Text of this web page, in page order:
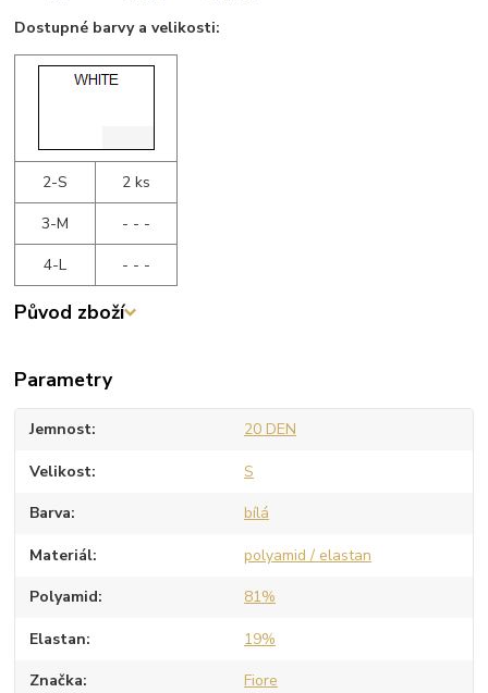
Dostupné barvy a velikosti:
2-S
2 ks
3-M
- - -
4-L
- - -
Původ zboží
Parametry
Jemnost 20 DEN
Velikost S
Barva bílá
Materiál polyamid / elastan
Polyamid 81%
Elastan 19%
Značka Fiore